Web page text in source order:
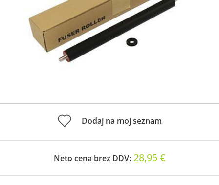
Dodaj na moj seznam
Neto cena brez DDV: 28,95 €